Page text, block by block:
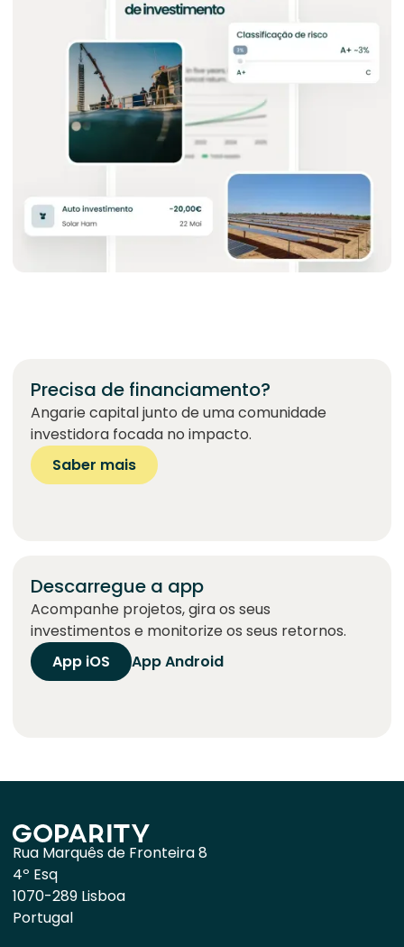
Precisa de financiamento?
Angarie capital junto de uma comunidade
investidora focada no impacto.
Saber mais
Descarregue a app
Acompanhe projetos, gira os seus
investimentos e monitorize os seus retornos.
App iOS
App Android
Rua Marquês de Fronteira 8
4º Esq
1070-289 Lisboa
Portugal